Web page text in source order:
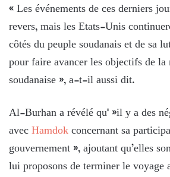
« Les événements de ces derniers
revers, mais les Etats-Unis
côtés du peuple soudanais et de sa
pour faire avancer les objectifs de
soudanaise », a-t-il aussi dit.
Al-Burhan a révélé qu' »il y a des
avecHamdokconcernant sa
gouvernement », ajoutant qu’elles
lui proposons de terminer le voyage